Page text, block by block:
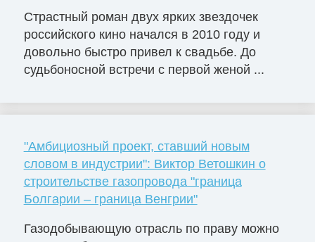
Страстный роман двух ярких звездочек
российского кино начался в 2010 году и
довольно быстро привел к свадьбе. До
судьбоносной встречи с первой женой ...
"Амбициозный проект, ставший новым
словом в индустрии": Виктор Ветошкин о
строительстве газопровода "граница
Болгарии – граница Венгрии"
Газодобывающую отрасль по праву можно